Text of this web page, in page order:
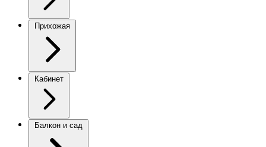
Прихожая
Кабинет
Балкон и сад